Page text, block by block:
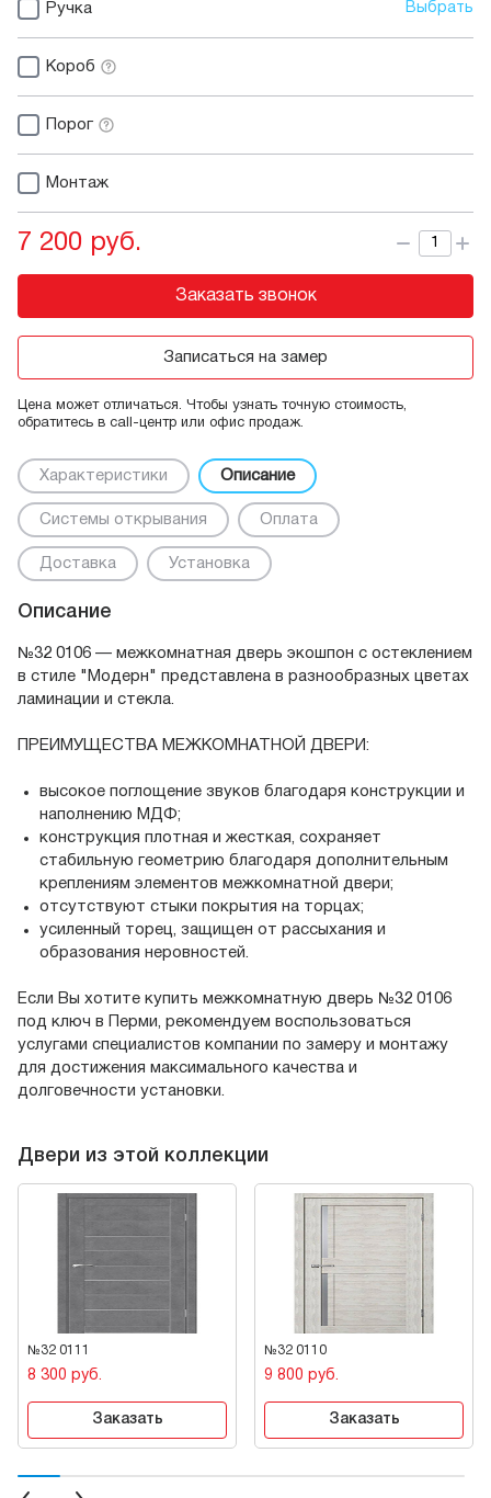
Ручка Выбрать
Короб
Порог
Монтаж
7 200 руб.
Заказать звонок
Записаться на замер
Цена может отличаться. Чтобы узнать точную стоимость,
обратитесь в call-центр или офис продаж.
Характеристики Описание
Системы открывания Оплата
Доставка Установка
Описание
№32 0106 — межкомнатная дверь экошпон с остеклением
в стиле "Модерн" представлена в разнообразных цветах
ламинации и стекла.
ПРЕИМУЩЕСТВА МЕЖКОМНАТНОЙ ДВЕРИ:
высокое поглощение звуков благодаря конструкции и
наполнению МДФ;
конструкция плотная и жесткая, сохраняет
стабильную геометрию благодаря дополнительным
креплениям элементов межкомнатной двери;
отсутствуют стыки покрытия на торцах;
усиленный торец, защищен от рассыхания и
образования неровностей.
Если Вы хотите купить межкомнатную дверь №32 0106
под ключ в Перми, рекомендуем воспользоваться
услугами специалистов компании по замеру и монтажу
для достижения максимального качества и
долговечности установки.
Двери из этой коллекции
№32 0111
8 300 руб.
Заказать
№32 0110
9 800 руб.
Заказать